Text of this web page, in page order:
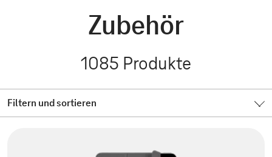
Zubehör
1085 Produkte
Filtern und sortieren